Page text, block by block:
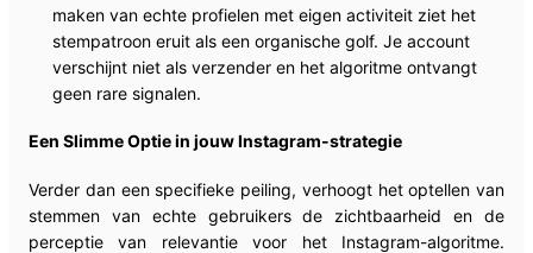
maken van echte profielen met eigen activiteit ziet het
stempatroon eruit als een organische golf. Je account
verschijnt niet als verzender en het algoritme ontvangt
geen rare signalen.
Een Slimme Optie in jouw Instagram-strategie
Verder dan een specifieke peiling, verhoogt het optellen van
stemmen van echte gebruikers de zichtbaarheid en de
perceptie van relevantie voor het Instagram-algoritme.